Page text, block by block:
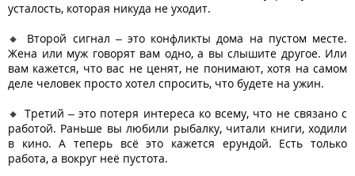
усталость, которая никуда не уходит.
🔸 Второй сигнал – это конфликты дома на пустом месте.
Жена или муж говорят вам одно, а вы слышите другое. Или
вам кажется, что вас не ценят, не понимают, хотя на самом
деле человек просто хотел спросить, что будете на ужин.
🔸 Третий – это потеря интереса ко всему, что не связано с
работой. Раньше вы любили рыбалку, читали книги, ходили
в кино. А теперь всё это кажется ерундой. Есть только
работа, а вокруг неё пустота.